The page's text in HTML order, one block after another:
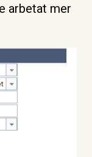
arbetat mer